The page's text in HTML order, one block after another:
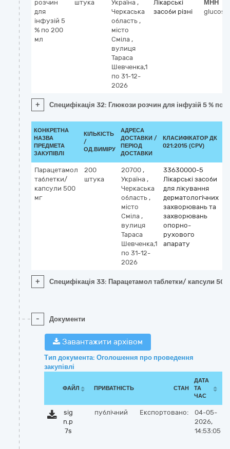
розчин
для
інфузій 5
% по 200
мл
штука
Україна ,
Черкаська
область ,
місто
Сміла ,
вулиця
Тараса
Шевченка,1
по 31-12-
2026
Лікарські
засоби різні
МНН
glucose
+ Специфікація 32: Глюкози розчин для інфузій 5 % по
КОНКРЕТНА
НАЗВА
ПРЕДМЕТА
ЗАКУПІВЛІ
КІЛЬКІСТЬ
/
ОД.ВИМІРУ
АДРЕСА
ДОСТАВКИ /
ПЕРІОД
ДОСТАВКИ
КЛАСИФІКАТОР ДК
021:2015 (CPV)
Парацетамол
таблетки/
капсули 500
мг
200
штука
20700 ,
Україна ,
Черкаська
область ,
місто
Сміла ,
вулиця
Тараса
Шевченка,1
по 31-12-
2026
33630000-5
Лікарські засоби
для лікування
дерматологічних
захворювань та
захворювань
опорно-
рухового
апарату
+ Специфікація 33: Парацетамол таблетки/ капсули
- Документи
Завантажити архівом
Тип документа: Оголошення про проведення
закупівлі
ФАЙЛ ПРИВАТНІСТЬ СТАН
ДАТА
ТА
ЧАС
sig
n.p
7s
публічний Експортовано:
04-05-
2026,
14:53:05